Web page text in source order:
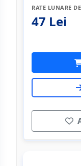
RATE LUNARE
47 Lei